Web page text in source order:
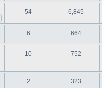
54 6,845
6 664
10 752
2 323